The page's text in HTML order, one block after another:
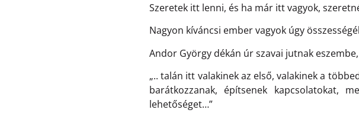
Szeretek itt lenni, és ha már itt vagyok,
Nagyon kíváncsi ember vagyok úgy
Andor György dékán úr szavai jutnak
„.. talán itt valakinek az első, valakinek a
barátkozzanak, építsenek
lehetőséget…”